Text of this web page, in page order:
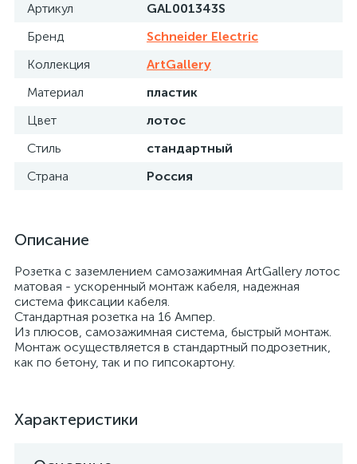
Артикул
GAL001343S
Бренд
Schneider Electric
Коллекция
ArtGallery
Материал
пластик
Цвет
лотос
Стиль
стандартный
Страна
Россия
Описание
Розетка с заземлением самозажимная ArtGallery лотос
матовая - ускоренный монтаж кабеля, надежная
система фиксации кабеля.
Стандартная розетка на 16 Ампер.
Из плюсов, самозажимная система, быстрый монтаж.
Монтаж осуществляется в стандартный подрозетник,
как по бетону, так и по гипсокартону.
Характеристики